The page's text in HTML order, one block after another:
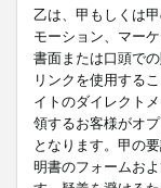
乙は、甲もしくは
モーション、マー
書面または口頭で
リンクを使用する
イトのダイレクト
領するお客様がオ
となります。甲の
明書のフォームお